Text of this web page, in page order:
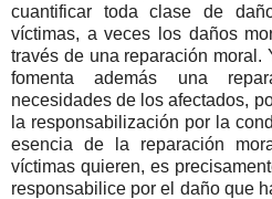
cuantificar toda clase de
víctimas, a veces los daños
través de una reparación moral.
fomenta además una
necesidades de los afectados,
la responsabilización por la
esencia de la reparación
víctimas quieren, es
responsabilice por el daño que